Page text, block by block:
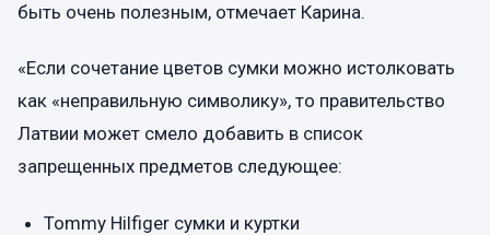
быть очень полезным, отмечает Карина.
«Если сочетание цветов сумки можно истолковать
как «неправильную символику», то правительство
Латвии может смело добавить в список
запрещенных предметов следующее:
Tommy Hilfiger сумки и куртки